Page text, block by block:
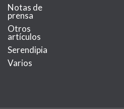
Notas de
prensa
Otros
artículos
Serendipia
Varios